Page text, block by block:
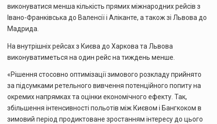
виконуватися менша кількість прямих міжнародних рейсів з
Івано-Франківська до Валенсії і Аліканте, а також зі Львова до
Мадрида.
На внутрішніх рейсах з Києва до Харкова та Львова
виконуватиметься на один рейс на тиждень менше.
«Рішення стосовно оптимізації зимового розкладу прийнято
за підсумками ретельного вивчення потенційного попиту на
окремих напрямках та оцінки економічного ефекту. Так,
збільшення інтенсивності польотів між Києвом і Бангкоком в
зимовий період продиктоване зростанням інтересу до цього